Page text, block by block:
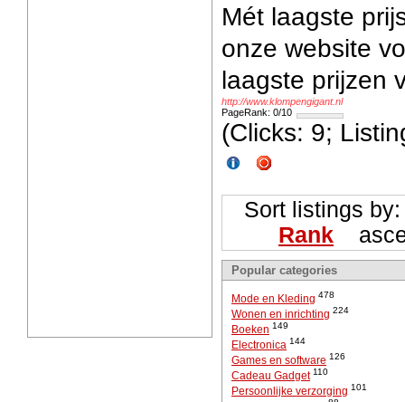
Mét laagste
onze website
laagste prijzen
http://www.klompengigant.nl
PageRank: 0/10
(Clicks: 9;
Sort listings
Rank
Popular categories
Mode en Kleding 478
Wonen en inrichting 224
Boeken 149
Electronica 144
Games en software 126
Cadeau Gadget 110
Persoonlijke verzorging 101